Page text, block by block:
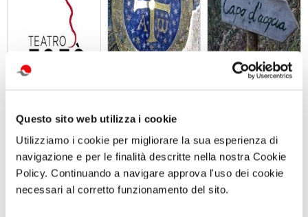
Questo sito web utilizza i cookie
Utilizziamo i cookie per migliorare la sua esperienza di
navigazione e per le finalità descritte nella nostra Cookie
Policy. Continuando a navigare approva l'uso dei cookie
necessari al corretto funzionamento del sito.
2026/2027 AL
TEATRO TOTO'
DUOMO E
BATTISTERO DI
SAN GIOVANNI
IN FONTE
Domenica 13
Settembre 2026
ore 10:30
Giornata in
Sabato 12
Settembre 2026
ore 10:00